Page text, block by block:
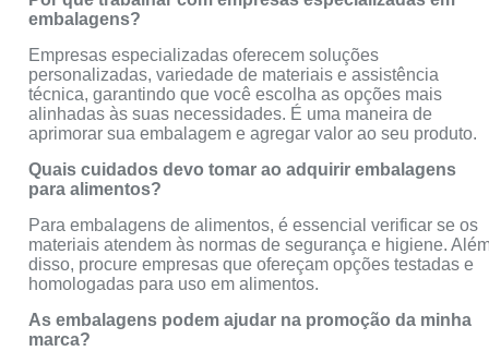
embalagens?
Empresas especializadas oferecem soluções
personalizadas, variedade de materiais e assistência
técnica, garantindo que você escolha as opções mais
alinhadas às suas necessidades. É uma maneira de
aprimorar sua embalagem e agregar valor ao seu produto.
Quais cuidados devo tomar ao adquirir embalagens
para alimentos?
Para embalagens de alimentos, é essencial verificar se os
materiais atendem às normas de segurança e higiene.
disso, procure empresas que ofereçam opções testadas e
homologadas para uso em alimentos.
As embalagens podem ajudar na promoção da minha
marca?